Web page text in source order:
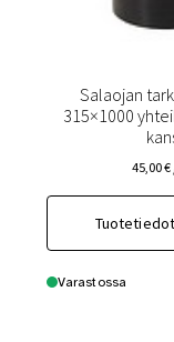
Salaojan
315×1000
45,00€
Tuotetiedot
Varastossa